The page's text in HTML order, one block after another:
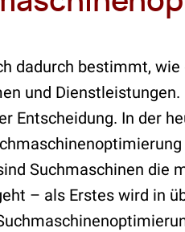
dadurch bestimmt,
und
Entscheidung. In der
Suchmaschinen die
– als Erstes wird in